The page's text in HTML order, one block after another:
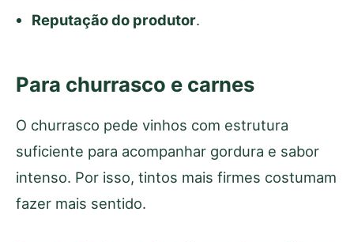
Reputação do produtor.
Para churrasco e carnes
O churrasco pede vinhos com estrutura
suficiente para acompanhar gordura e sabor
intenso. Por isso, tintos mais firmes costumam
fazer mais sentido.